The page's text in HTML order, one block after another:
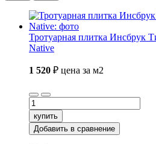
Тротуарная плитка Инсбрук
Native
1 520 ₽ цена за м2
купить
Добавить в сравнение